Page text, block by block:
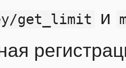
get_limit
и